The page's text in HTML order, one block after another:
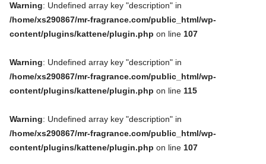
Warning: Undefined array key "description" in
/home/xs290867/mr-fragrance.com/public_html/wp-
content/plugins/kattene/plugin.php on line 107
Warning: Undefined array key "description" in
/home/xs290867/mr-fragrance.com/public_html/wp-
content/plugins/kattene/plugin.php on line 115
Warning: Undefined array key "description" in
/home/xs290867/mr-fragrance.com/public_html/wp-
content/plugins/kattene/plugin.php on line 107